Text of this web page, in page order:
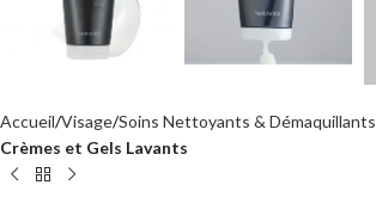
Accueil Visage Soins Nettoyants & Démaquillants
Crèmes et Gels Lavants